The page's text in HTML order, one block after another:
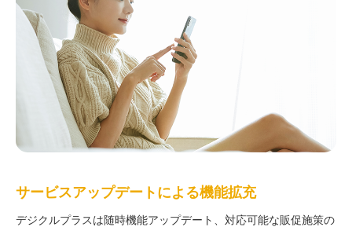
サービスアップデートによる機能拡充
デジクルプラスは随時機能アップデート、対応可能な販促施策の